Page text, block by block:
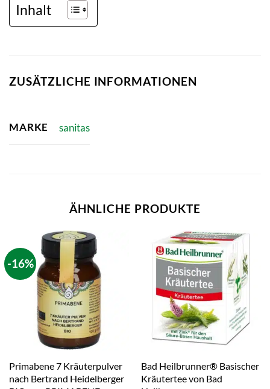
Inhalt
ZUSÄTZLICHE INFORMATIONEN
MARKE sanitas
ÄHNLICHE PRODUKTE
-16%
Primabene 7 Kräuterpulver
nach Bertrand Heidelberger
Bad Heilbrunner® Basischer
Kräutertee von Bad